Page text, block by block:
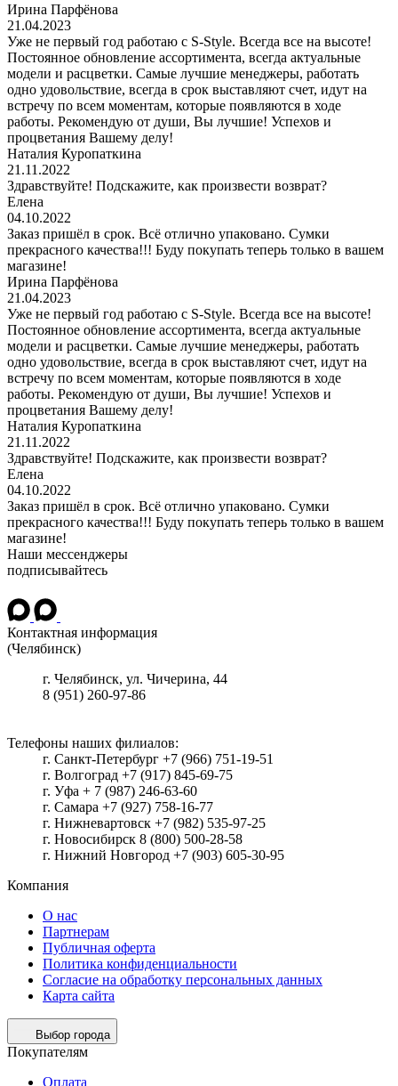
Ирина Парфёнова
21.04.2023
Уже не первый год работаю с S-Style. Всегда все на высоте!
Постоянное обновление ассортимента, всегда актуальные
модели и расцветки. Самые лучшие менеджеры, работать
одно удовольствие, всегда в срок выставляют счет, идут на
встречу по всем моментам, которые появляются в ходе
работы. Рекомендую от души, Вы лучшие! Успехов и
процветания Вашему делу!
Наталия Куропаткина
21.11.2022
Здравствуйте! Подскажите, как произвести возврат?
Елена
04.10.2022
Заказ пришёл в срок. Всё отлично упаковано. Сумки
прекрасного качества!!! Буду покупать теперь только в вашем
магазине!
Ирина Парфёнова
21.04.2023
Уже не первый год работаю с S-Style. Всегда все на высоте!
Постоянное обновление ассортимента, всегда актуальные
модели и расцветки. Самые лучшие менеджеры, работать
одно удовольствие, всегда в срок выставляют счет, идут на
встречу по всем моментам, которые появляются в ходе
работы. Рекомендую от души, Вы лучшие! Успехов и
процветания Вашему делу!
Наталия Куропаткина
21.11.2022
Здравствуйте! Подскажите, как произвести возврат?
Елена
04.10.2022
Заказ пришёл в срок. Всё отлично упаковано. Сумки
прекрасного качества!!! Буду покупать теперь только в вашем
магазине!
Наши мессенджеры
подписывайтесь
Контактная информация
(Челябинск)
г. Челябинск, ул. Чичерина, 44
8 (951) 260-97-86
Телефоны наших филиалов:
г. Санкт-Петербург +7 (966) 751-19-51
г. Волгоград +7 (917) 845-69-75
г. Уфа + 7 (987) 246-63-60
г. Самара +7 (927) 758-16-77
г. Нижневартовск +7 (982) 535-97-25
г. Новосибирск 8 (800) 500-28-58
г. Нижний Новгород +7 (903) 605-30-95
Компания
О нас
Партнерам
Публичная оферта
Политика конфиденциальности
Согласие на обработку персональных данных
Карта сайта
Выбор города
Покупателям
Оплата